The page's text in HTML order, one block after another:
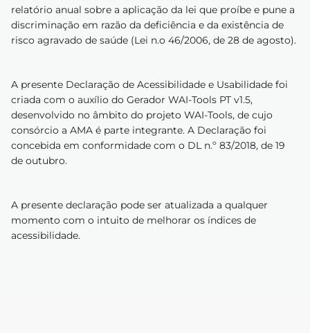
relatório anual sobre a aplicação da lei que proíbe e pune a
discriminação em razão da deficiência e da existência de
risco agravado de saúde (Lei n.o 46/2006, de 28 de agosto).
A presente Declaração de Acessibilidade e Usabilidade foi
criada com o auxílio do Gerador WAI-Tools PT v1.5,
desenvolvido no âmbito do projeto WAI-Tools, de cujo
consórcio a AMA é parte integrante. A Declaração foi
concebida em conformidade com o DL n.º 83/2018, de 19
de outubro.
A presente declaração pode ser atualizada a qualquer
momento com o intuito de melhorar os índices de
acessibilidade.